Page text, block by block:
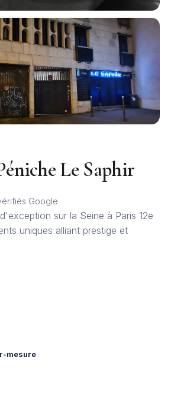
Le Saphir
Google
sur la Seine à Paris 12e
uniques alliant prestige et
mesure